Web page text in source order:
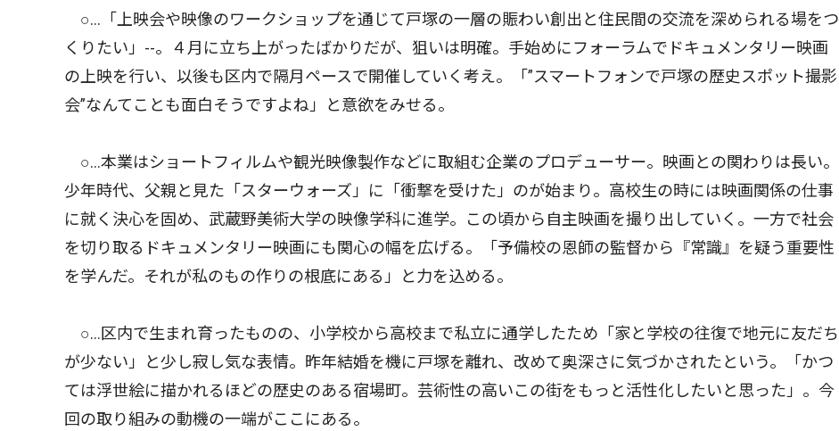
○…「上映会や映像のワークショップを通じて戸塚の一層の賑わい創出と住民間の交流を深められる場をつ
くりたい」--。４月に立ち上がったばかりだが、狙いは明確。手始めにフォーラムでドキュメンタリー映画
の上映を行い、以後も区内で隔月ペースで開催していく考え。「”スマートフォンで戸塚の歴史スポット撮影
会”なんてことも面白そうですよね」と意欲をみせる。
○…本業はショートフィルムや観光映像製作などに取組む企業のプロデューサー。映画との関わりは長い。
少年時代、父親と見た「スターウォーズ」に「衝撃を受けた」のが始まり。高校生の時には映画関係の仕事
に就く決心を固め、武蔵野美術大学の映像学科に進学。この頃から自主映画を撮り出していく。一方で社会
を切り取るドキュメンタリー映画にも関心の幅を広げる。「予備校の恩師の監督から『常識』を疑う重要性
を学んだ。それが私のもの作りの根底にある」と力を込める。
○…区内で生まれ育ったものの、小学校から高校まで私立に通学したため「家と学校の往復で地元に友だち
が少ない」と少し寂し気な表情。昨年結婚を機に戸塚を離れ、改めて奥深さに気づかされたという。「かつ
ては浮世絵に描かれるほどの歴史のある宿場町。芸術性の高いこの街をもっと活性化したいと思った」。今
回の取り組みの動機の一端がここにある。